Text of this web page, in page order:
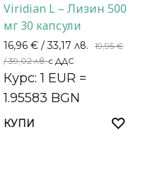
Viridian L – Лизин 500
мг 30 капсули
16,96 € / 33,17 лв. 19,95€
/ 39,02 лв.с ДДС
Курс: 1 EUR =
1.95583 BGN
КУПИ